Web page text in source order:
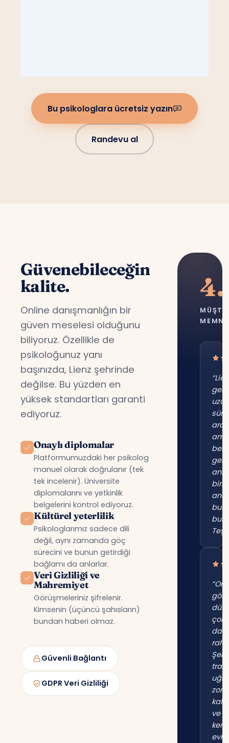
Bu psikologlara ücretsiz yazın
Randevu al
Güvenebileceğin
kalite.
Online danışmanlığın bir
güven meselesi olduğunu
biliyoruz. Özellikle de
psikoloğunuz yanı
başınızda, Lienz şehrinde
değilse. Bu yüzden en
yüksek standartları garanti
ediyoruz.
Onaylı diplomalar
Platformumuzdaki her psikolog
manuel olarak doğrulanır (tek
tek incelenir). Üniversite
diplomalarını ve yetkinlik
belgelerini kontrol ediyoruz.
Kültürel yeterlilik
Psikologlarımız sadece dili
değil, aynı zamanda göç
sürecini ve bunun getirdiği
bağlamı da anlarlar.
Veri Gizliliği ve
Mahremiyet
Görüşmeleriniz şifrelenir.
Kimsenin (üçüncü şahısların)
bundan haberi olmaz.
Güvenli Bağlantı
GDPR Veri Gizliliği
uzun
süre
beni
çok
ve